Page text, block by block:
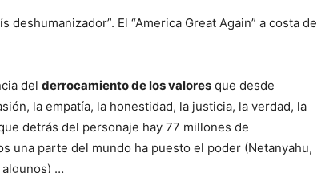
deshumanizador”. El “America Great Again” a costa de
del derrocamiento de los valores que desde
la empatía, la honestidad, la justicia, la verdad, la
detrás del personaje hay 77 millones de
una parte del mundo ha puesto el poder (Netanyahu,
…